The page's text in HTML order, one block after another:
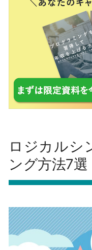
ロジカルシ
ング方法7選